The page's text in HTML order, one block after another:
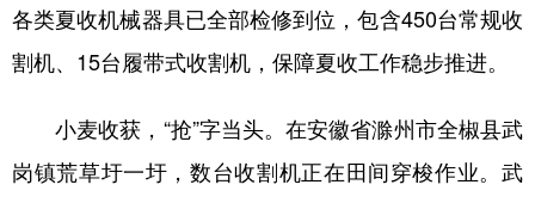
四川 贵州 云南 西藏
各类夏收机械器具已全部检修到位，包含450台常规收
割机、15台履带式收割机，保障夏收工作稳步推进。
小麦收获，“抢”字当头。在安徽省滁州市全椒县武
岗镇荒草圩一圩，数台收割机正在田间穿梭作业。武